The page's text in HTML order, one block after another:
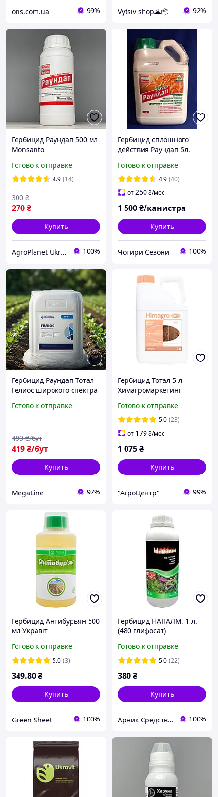
ons.com.ua 99% Vytsiv shop🌋📦 92%
Гербицид Раундап 500 мл
Monsanto
Готово к отправке
4.9 (14)
270₴
300 ₴
Купить
AgroPlanet Ukraine 100%
Гербицид сплошного
действия Раундап 5л.
Готово к отправке
4.9 (40)
от250₴/мес
1 500₴/канистра
Купить
Чотири Сезони 100%
Гербицид Раундап Тотал
Гелиос широкого спектра
сорняков, средство от
Готово к отправке
419₴/бут
499 ₴/бут
Купить
MegaLine 97%
Гербицид Тотал 5 л
Химагромаркетинг
Готово к отправке
5.0 (23)
от 179₴/мес
1 075₴
Купить
"АгроЦентр" 99%
Гербицид Антибурьян 500
мл Укравіт
Готово к отправке
5.0 (3)
349.80₴
Купить
Green Sheet 100%
Гербицид НАПАЛМ, 1 л.
(480 глифосат)
Готово к отправке
5.0 (22)
380₴
Купить
Арник Средства защиты растений и удобрения 100%